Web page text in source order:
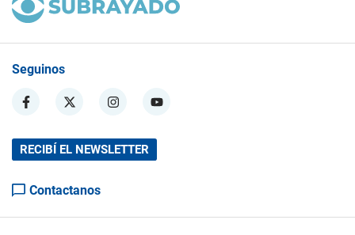
Seguinos
RECIBÍ EL NEWSLETTER
Contactanos